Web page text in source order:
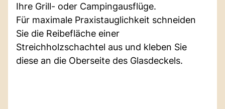
Ihre Grill- oder Campingausflüge.
Für maximale Praxistauglichkeit schneiden
Sie die Reibefläche einer
Streichholzschachtel aus und kleben Sie
diese an die Oberseite des Glasdeckels.